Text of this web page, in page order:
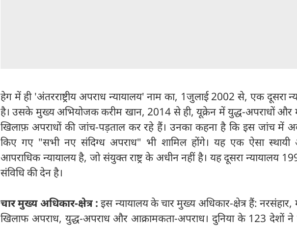
हेग में ही 'अंतरराष्ट्रीय अपराध न्यायालय' नाम का, 1जुलाई 2002 से, एक दूसरा
है। उसके मुख्य अभियोजक करीम खान, 2014 से ही, यूक्रेन में युद्ध-अपराधों और
खिलाफ़ अपराधों की जांच-पड़ताल कर रहे हैं। उनका कहना है कि इस जांच में
किए गए "सभी नए संदिग्ध अपराध" भी शामिल होंगे। यह एक ऐसा स्थायी
आपराधिक न्यायालय है, जो संयुक्त राष्ट्र के अधीन नहीं है। यह दूसरा न्यायालय
संविधि की देन है।
चार मुख्य अधिकार-क्षेत्र : इस न्यायालय के चार मुख्य अधिकार-क्षेत्र हैं:
खिलाफ अपराध, युद्ध-अपराध और आक्रामकता-अपराध। दुनिया के 123 देशों